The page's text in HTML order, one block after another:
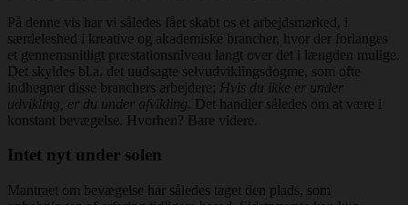
På denne vis har vi således fået skabt os et arbejdsmarked, i
særdeleshed i kreative og akademiske brancher, hvor der forlanges
et gennemsnitligt præstationsniveau langt over det i længden mulige.
Det skyldes bl.a. det uudsagte selvudviklingsdogme, som ofte
indhegner disse branchers arbejdere; Hvis du ikke er under
udvikling, er du under afvikling. Det handler således om at være i
konstant bevægelse. Hvorhen? Bare videre.
Intet nyt under solen
Mantraet om bevægelse har således taget den plads, som